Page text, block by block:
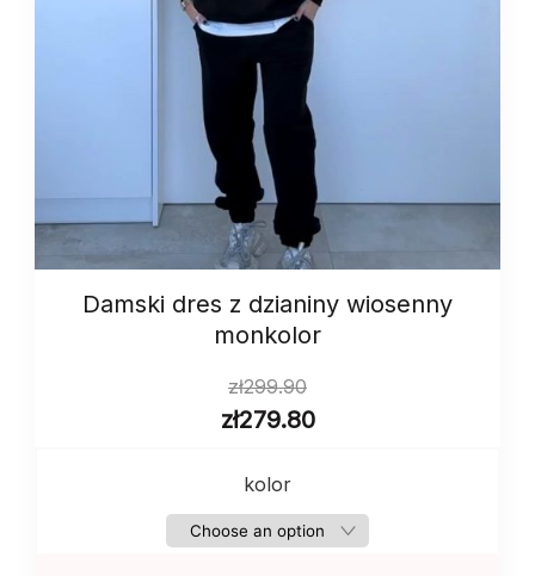
Damski dres z dzianiny wiosenny
monkolor
zł299.90
zł279.80
kolor